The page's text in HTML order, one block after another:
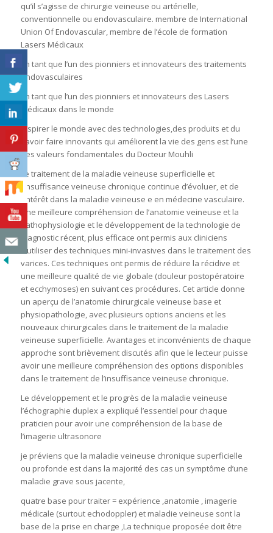
qu’il s’agisse de chirurgie veineuse ou artérielle,
conventionnelle ou endovasculaire. membre de International
Union Of Endovascular, membre de l’école de formation
Lasers Médicaux
En tant que l’un des pionniers et innovateurs des traitements
endovasculaires
En tant que l’un des pionniers et innovateurs des Lasers
médicaux dans le monde
Inspirer le monde avec des technologies,des produits et du
savoir faire innovants qui améliorent la vie des gens est l’une
des valeurs fondamentales du Docteur Mouhli
Le traitement de la maladie veineuse superficielle et
l’insuffisance veineuse chronique continue d’évoluer, et de
l’intérêt dans la maladie veineuse e en médecine vasculaire.
Une meilleure compréhension de l’anatomie veineuse et la
pathophysiologie et le développement de la technologie de
diagnostic récent, plus efficace ont permis aux cliniciens
d’utiliser des techniques mini-invasives dans le traitement des
varices. Ces techniques ont permis de réduire la récidive et
une meilleure qualité de vie globale (douleur postopératoire
et ecchymoses) en suivant ces procédures. Cet article donne
un aperçu de l’anatomie chirurgicale veineuse base et
physiopathologie, avec plusieurs options anciens et les
nouveaux chirurgicales dans le traitement de la maladie
veineuse superficielle. Avantages et inconvénients de chaque
approche sont brièvement discutés afin que le lecteur puisse
avoir une meilleure compréhension des options disponibles
dans le traitement de l’insuffisance veineuse chronique.
Le développement et le progrès de la maladie veineuse
l’échographie duplex a expliqué l’essentiel pour chaque
praticien pour avoir une compréhension de la base de
l’imagerie ultrasonore
je préviens que la maladie veineuse chronique superficielle
ou profonde est dans la majorité des cas un symptôme d’une
maladie grave sous jacente,
quatre base pour traiter = expérience ,anatomie , imagerie
médicale (surtout echodoppler) et maladie veineuse sont la
base de la prise en charge ,La technique proposée doit être